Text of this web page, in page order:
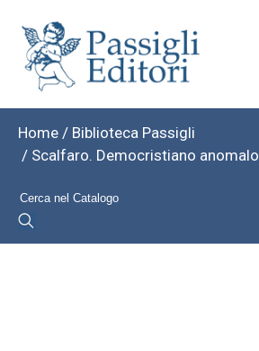
Home / Biblioteca Passigli
/ Scalfaro. Democristiano anomalo